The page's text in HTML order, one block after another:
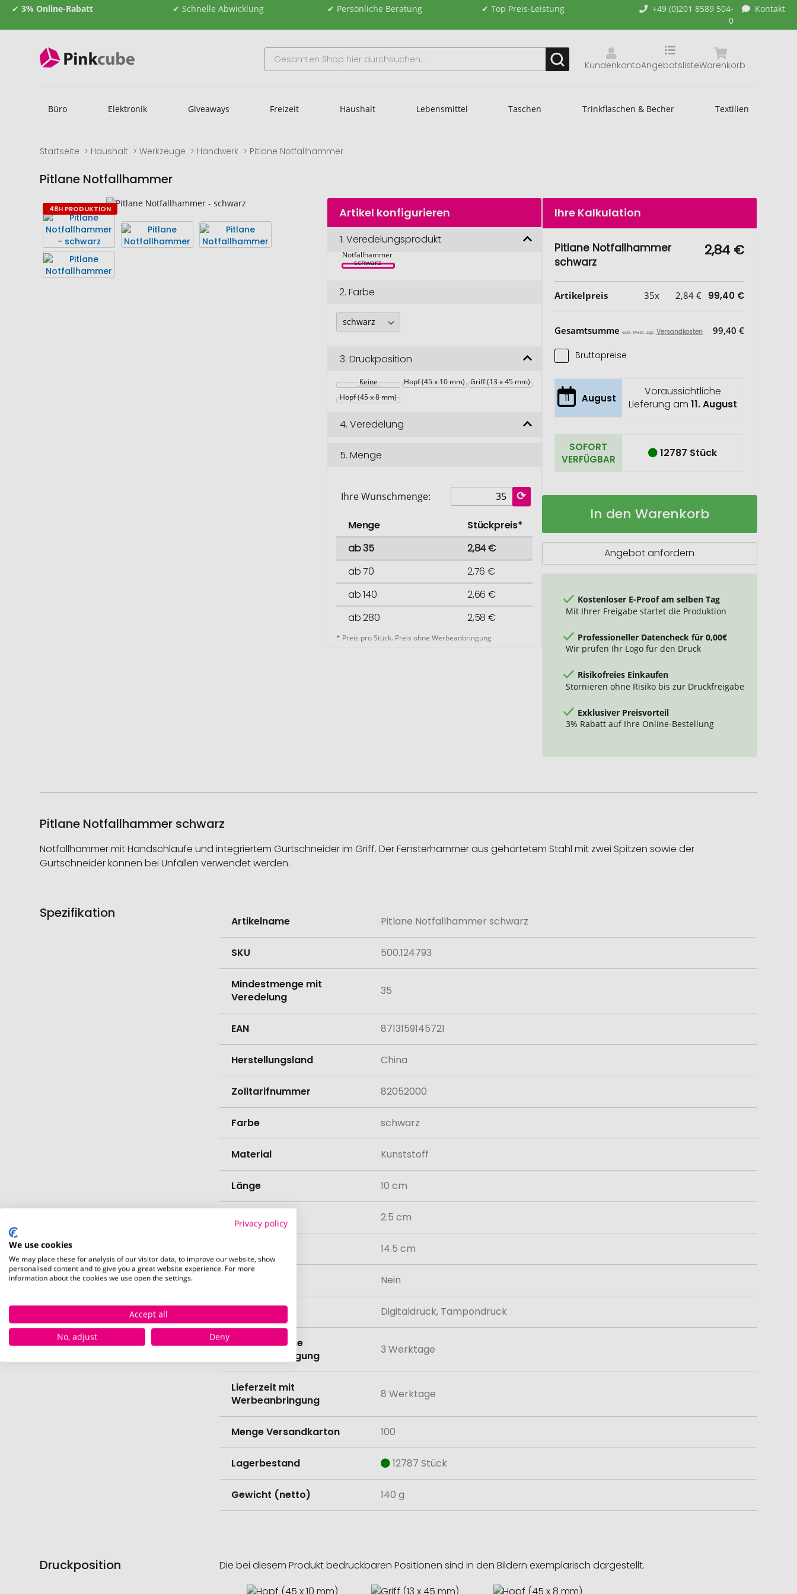
✔ 3% Online-Rabatt ✔ Schnelle Abwicklung ✔ Persönliche Beratung ✔ Top Preis-Leistung
+49 (0)201 8589 504-
0
Kontakt
Kundenkonto Warenkorb
Angebotsliste
Büro Elektronik Giveaways Freizeit Haushalt Lebensmittel Taschen Trinkflaschen & Becher Textilien
Startseite Haushalt Werkzeuge Handwerk Pitlane Notfallhammer
Pitlane Notfallhammer
Zum
Ende
der
Bildgalerie
springen
Zum
Anfang
der
Bildgalerie
springen
48H PRODUKTION Artikel konfigurieren
1.Veredelungsprodukt
Notfallhammer
schwarz
2.Farbe
3.Druckposition
Keine Hopf (45 x 10 mm) Griff (13 x 45 mm)
Hopf (45 x 8 mm)
4.Veredelung
5.Menge
Ihre Wunschmenge:
Menge
Stückpreis*
ab 35
2,84 €
ab 70
2,76 €
ab 140
2,66 €
ab 280
2,58 €
* Preis pro Stück. Preis ohne Werbeanbringung
Ihre Kalkulation
Pitlane Notfallhammer
schwarz
2,84 €
Artikelpreis 35x 2,84 € 99,40 €
Gesamtsumme exkl. MwSt. zzgl. Versandkosten 99,40 €
Bruttopreise
11 August
Voraussichtliche
Lieferung am 11. August
SOFORT
VERFÜGBAR
12787 Stück
Pitlane
Notfallhammer
Auf
In den Warenkorb
Angebot anfordern
Kostenloser E-Proof am selben Tag
Mit Ihrer Freigabe startet die Produktion
Professioneller Datencheck für 0,00€
Wir prüfen Ihr Logo für den Druck
Risikofreies Einkaufen
Stornieren ohne Risiko bis zur Druckfreigabe
Exklusiver Preisvorteil
3% Rabatt auf Ihre Online-Bestellung
Pitlane Notfallhammer schwarz
Notfallhammer mit Handschlaufe und integriertem Gurtschneider im Griff. Der Fensterhammer aus gehärtetem Stahl mit zwei Spitzen sowie der
Gurtschneider können bei Unfällen verwendet werden.
Spezifikation
Informationen
Artikelname Pitlane Notfallhammer schwarz
SKU 500.124793
Mindestmenge mit
Veredelung
35
EAN 8713159145721
Herstellungsland China
Zolltarifnummer 82052000
Farbe schwarz
Material Kunststoff
Länge 10 cm
Breite 2.5 cm
14.5 cm
Nein
Digitaldruck, Tampondruck
Lieferzeit ohne
Werbeanbringung
3 Werktage
Lieferzeit mit
Werbeanbringung
8 Werktage
Menge Versandkarton 100
Lagerbestand 12787 Stück
Gewicht (netto) 140 g
Druckposition Die bei diesem Produkt bedruckbaren Positionen sind in den Bildern exemplarisch dargestellt.
Privacy policy
We use cookies
We may place these for analysis of our visitor data, to improve our website, show
personalised content and to give you a great website experience. For more
information about the cookies we use open the settings.
Accept all
No, adjust
Deny